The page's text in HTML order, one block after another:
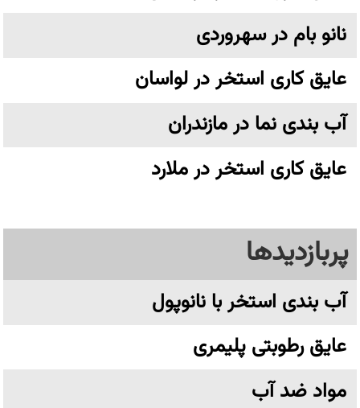
نانو بام در سهروردی
عایق کاری استخر در لواسان
آب بندی نما در مازندران
عایق کاری استخر در ملارد
پربازدیدها
آب بندی استخر با نانوپول
عایق رطوبتی پلیمری
مواد ضد آب